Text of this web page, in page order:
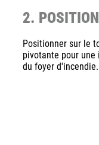
2.
Positionner sur le
pivotante pour
du foyer d'incendie.